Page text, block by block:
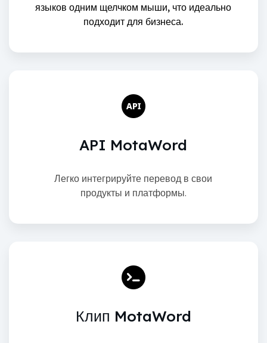
языков одним щелчком мыши, что идеально
подходит для бизнеса.
API MotaWord
Легко интегрируйте перевод в свои
продукты и платформы.
Клип MotaWord